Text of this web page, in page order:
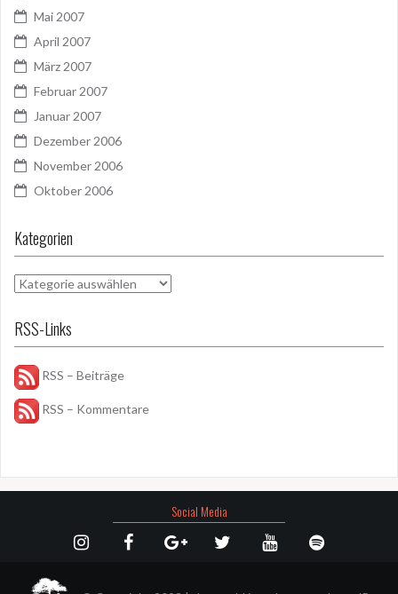
Mai 2007
April 2007
März 2007
Februar 2007
Januar 2007
Dezember 2006
November 2006
Oktober 2006
Kategorien
Kategorien
RSS-Links
RSS – Beiträge
RSS – Kommentare
Social Media